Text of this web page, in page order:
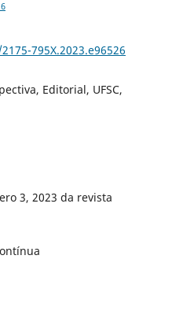
795X.2023.e96526
Editorial, UFSC,
3, 2023 da revista